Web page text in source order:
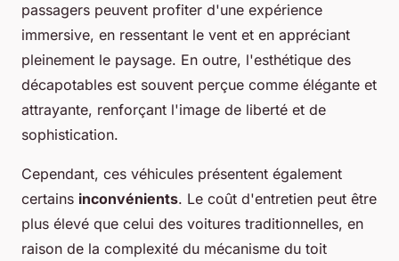
passagers peuvent profiter d'une expérience
immersive, en ressentant le vent et en appréciant
pleinement le paysage. En outre, l'esthétique des
décapotables est souvent perçue comme élégante et
attrayante, renforçant l'image de liberté et de
sophistication.
Cependant, ces véhicules présentent également
certains inconvénients. Le coût d'entretien peut être
plus élevé que celui des voitures traditionnelles, en
raison de la complexité du mécanisme du toit